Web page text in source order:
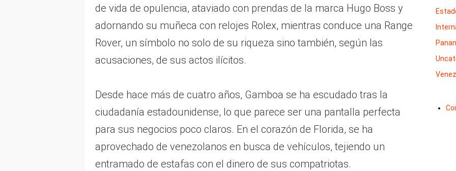
de vida de opulencia, ataviado con prendas de la marca Hugo Boss y
adornando su muñeca con relojes Rolex, mientras conduce una Range
Rover, un símbolo no solo de su riqueza sino también, según las
acusaciones, de sus actos ilícitos.
Desde hace más de cuatro años, Gamboa se ha escudado tras la
ciudadanía estadounidense, lo que parece ser una pantalla perfecta
para sus negocios poco claros. En el corazón de Florida, se ha
aprovechado de venezolanos en busca de vehículos, tejiendo un
entramado de estafas con el dinero de sus compatriotas.